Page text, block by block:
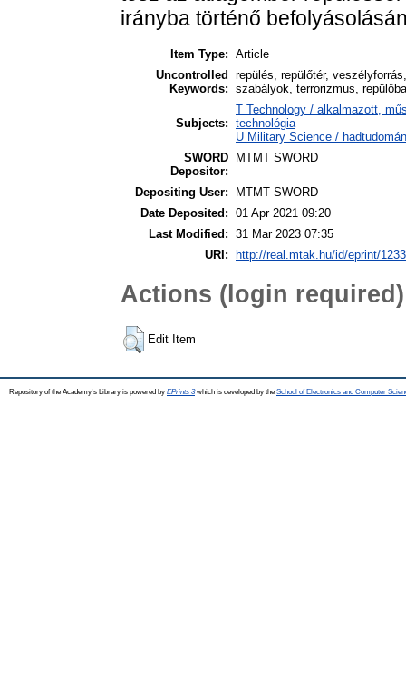
irányba történő
Item Type: Article
Uncontrolled
Keywords:
repülés, repülőtér,
szabályok, terrorizmus,
Subjects:
T Technology / alkalmazott,
technológia
U Military Science /
SWORD
Depositor:
MTMT SWORD
Depositing User:
MTMT SWORD
Date Deposited: 01 Apr 2021 09:20
Last Modified: 31 Mar 2023 07:35
URI:
http://real.mtak.hu/id/eprint/
Actions (login required)
Edit Item
Repository of the Academy's Library is powered by EPrints 3which is developed by the School of Electronics and Computer